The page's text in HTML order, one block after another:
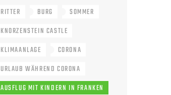
RITTER
BURG
SOMMER
KNORZENSTEIN CASTLE
KLIMAANLAGE
CORONA
URLAUB WÄHREND CORONA
AUSFLUG MIT KINDERN IN FRANKEN